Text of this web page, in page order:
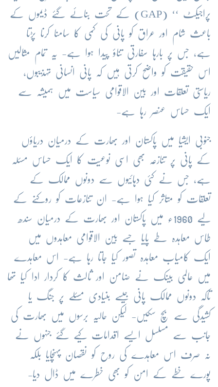
پراجیکٹ ‘‘ (GAP) کے تحت بنائے گئے ڈیموں کے
باعث شام اور عراق کو پانی کی کمی کا سامنا کرنا پڑتا
ہے، جس پر بارہا سفارتی تناؤ پیدا ہوا ہے- یہ تمام مثالیں
اس حقیقت کو واضح کرتی ہیں کہ پانی انسانی تہذیبوں،
ریاستی تعلقات اور بین الاقوامی سیاست میں ہمیشہ سے
ایک حساس عنصر رہا ہے-
جنوبی ایشیا میں پاکستان اور بھارت کے درمیان دریاؤں
کے پانی پر تنازعہ بھی اسی نوعیت کا ایک حساس مسئلہ
ہے، جس نے کئی دہائیوں سے دونوں ممالک کے
تعلقات کو متاثر کیا ہوا ہے- ان تنازعات کو روکنے کے
لیے 1960ء میں پاکستان اور بھارت کے درمیان سندھ
طاس معاہدہ طے پایا جسے بین الاقوامی معاہدوں میں
ایک کامیاب معاہدہ تصور کیا جاتا رہا ہے- اس معاہدے
میں عالمی بینک نے ضامن اور ثالث کا کردار ادا کیا تھا
تاکہ دونوں ممالک پانی جیسے بنیادی مسئلے پر جنگ یا
کشیدگی سے بچ سکیں- لیکن حالیہ برسوں میں بھارت کی
جانب سے مسلسل ایسے اقدامات کیے گئے جنہوں نے
نہ صرف اس معاہدے کی روح کو نقصان پہنچایا بلکہ
پورے خطے کے امن کو بھی خطرے میں ڈال دیا-